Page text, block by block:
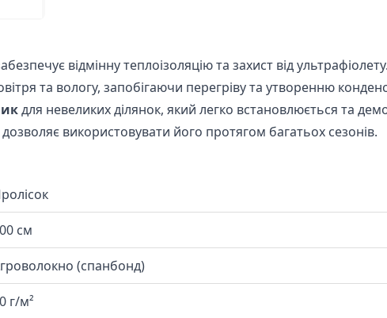
відмінну теплоізоляцію та захист від ультрафіолету.
та вологу, запобігаючи перегріву та утворенню
для невеликих ділянок, який легко встановлюється та
використовувати його протягом багатьох сезонів.
см
(спанбонд)
г/м²